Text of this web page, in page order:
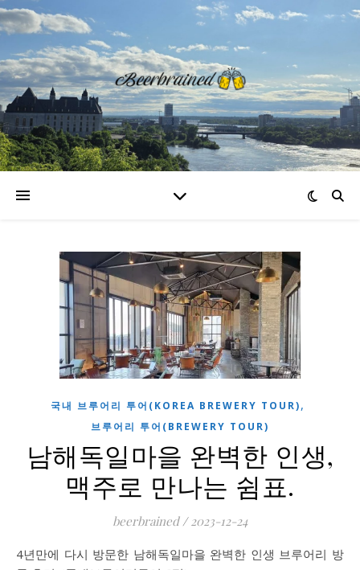
국내 브루어리 투어(KOREA BREWERY TOUR),
브루어리 투어(BREWERY TOUR)
남해독일마을 완벽한 인생,
맥주로 만나는 쉼표.
beerbrained / 2023-12-24
4년만에 다시 방문한 남해독일마을 완벽한 인생 브루어리 방